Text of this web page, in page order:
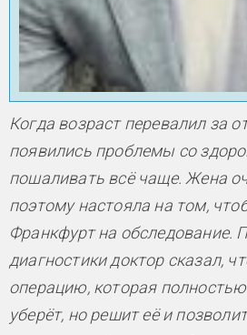
Когда возраст перевалил за
появились проблемы со
пошаливать всё чаще. Жена
поэтому настояла на том,
Франкфурт на обследование.
диагностики доктор сказал,
операцию, которая
уберёт, но решит её и